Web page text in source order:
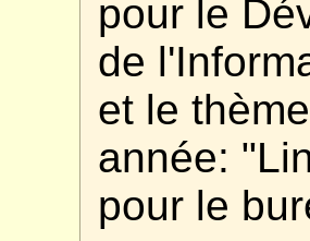
pour le
de
et le
année:
pour le